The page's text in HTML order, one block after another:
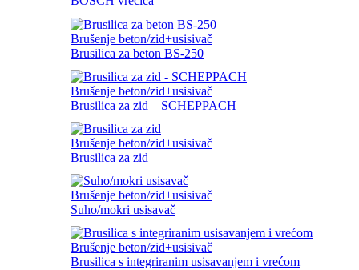
Brušenje beton/zid+usisivač
Brusilica za beton BS-250
Brušenje beton/zid+usisivač
Brusilica za zid – SCHEPPACH
Brušenje beton/zid+usisivač
Brusilica za zid
Brušenje beton/zid+usisivač
Suho/mokri usisavač
Brušenje beton/zid+usisivač
Brusilica s integriranim usisavanjem i vrećom